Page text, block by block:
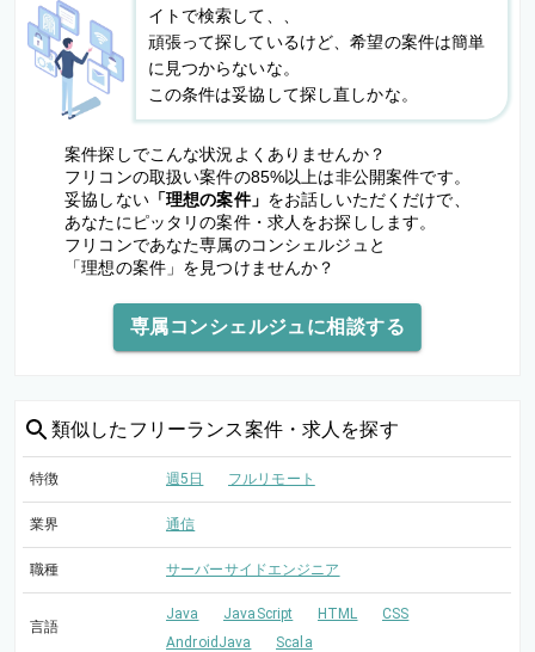
イトで検索して、、
頑張って探しているけど、希望の案件は簡単
に見つからないな。
この条件は妥協して探し直しかな。
案件探しでこんな状況よくありませんか？
フリコンの取扱い案件の85%以上は非公開案件です。
妥協しない「理想の案件」 をお話しいただくだけで、
あなたにピッタリの案件・求人をお探しします。
フリコンであなた専属のコンシェルジュと
「理想の案件」を見つけませんか？
専属コンシェルジュに相談する
類似した フリーランス案件・求人を探す
特徴 週5日 フルリモート
業界 通信
職種 サーバーサイドエンジニア
言語
Java JavaScript HTML
CSS
AndroidJava
Scala